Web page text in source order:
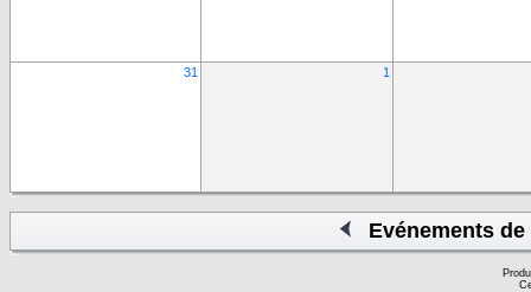
31 1
Evénements